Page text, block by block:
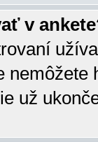
v
už